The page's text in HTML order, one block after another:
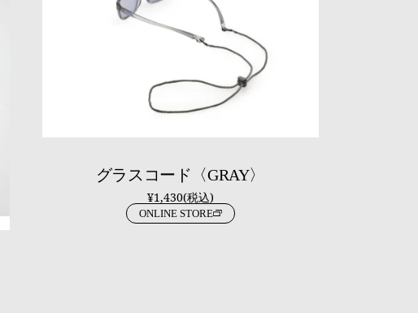
グラスコード〈GRAY〉
¥1,430(税込)
ONLINE STORE